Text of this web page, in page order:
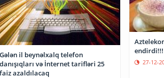
Gələn il beynəlxalq telefon
danışıqları və İnternet tarifləri 25
faiz azaldılacaq
endirdi!!!
27-12-